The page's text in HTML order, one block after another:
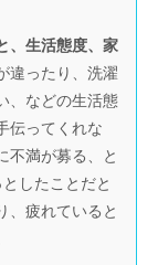
、生活態度、家
違ったり、洗濯
、などの生活態
伝ってくれな
不満が募る、と
したことだと
、疲れていると